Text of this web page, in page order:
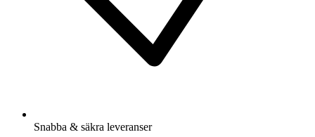
Snabba & säkra leveranser